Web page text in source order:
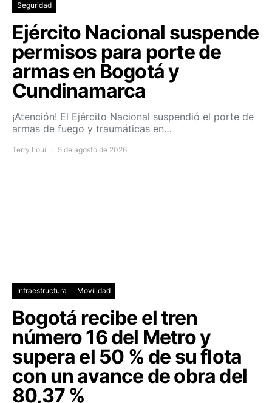
Seguridad
Ejército Nacional suspende
permisos para porte de
armas en Bogotá y
Cundinamarca
¡Atención! El Ejército Nacional suspendió el porte de
armas de fuego y traumáticas en…
Terry Loui 5 de agosto de 2026
Infraestructura Movilidad
Bogotá recibe el tren
número 16 del Metro y
supera el 50 % de su flota
con un avance de obra del
80,37 %